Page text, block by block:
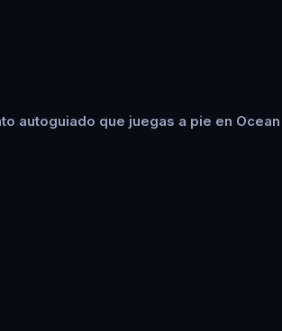
autoguiado que juegas a pie en